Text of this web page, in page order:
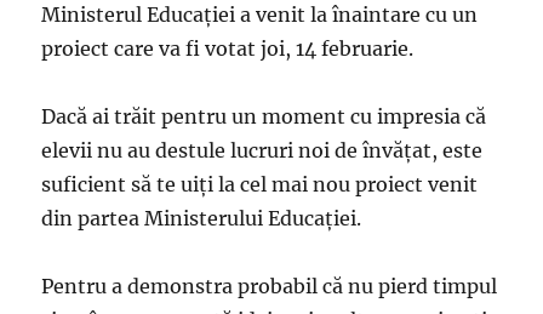
Ministerul Educației a venit la înaintare cu un
proiect care va fi votat joi, 14 februarie.
Dacă ai trăit pentru un moment cu impresia că
elevii nu au destule lucruri noi de învățat, este
suficient să te uiți la cel mai nou proiect venit
din partea Ministerului Educației.
Pentru a demonstra probabil că nu pierd timpul